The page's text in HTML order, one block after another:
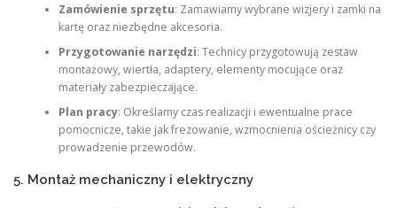
Zamówienie sprzętu: Zamawiamy wybrane wizjery i zamki na
kartę oraz niezbędne akcesoria.
Przygotowanie narzędzi: Technicy przygotowują zestaw
montażowy, wiertła, adaptery, elementy mocujące oraz
materiały zabezpieczające.
Plan pracy: Określamy czas realizacji i ewentualne prace
pomocnicze, takie jak frezowanie, wzmocnienia ościeżnicy czy
prowadzenie przewodów.
5. Montaż mechaniczny i elektryczny